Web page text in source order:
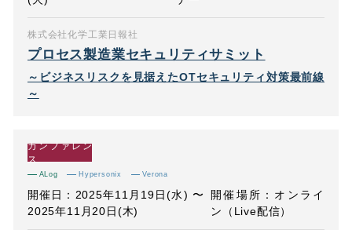
株式会社化学工業日報社
プロセス製造業セキュリティサミット
～ビジネスリスクを見据えたOTセキュリティ対策最前線
～
カンファレン
ス
ALog Hypersonix Verona
開催日：2025年11月19日(水) 〜
2025年11月20日(木)
開催場所：オンライ
ン（Live配信）